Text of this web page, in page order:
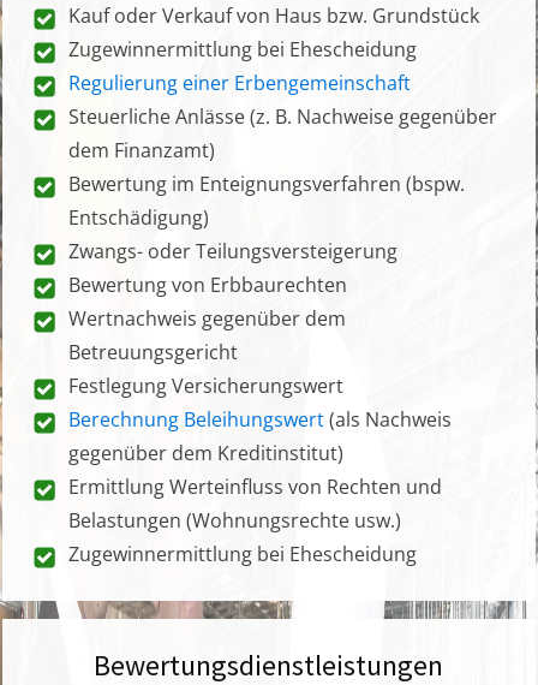
Kauf oder Verkauf von Haus bzw. Grundstück
Zugewinnermittlung bei Ehescheidung
Regulierung einer Erbengemeinschaft
Steuerliche Anlässe (z. B. Nachweise gegenüber
dem Finanzamt)
Bewertung im Enteignungsverfahren (bspw.
Entschädigung)
Zwangs- oder Teilungsversteigerung
Bewertung von Erbbaurechten
Wertnachweis gegenüber dem
Betreuungsgericht
Festlegung Versicherungswert
Berechnung Beleihungswert(als Nachweis
gegenüber dem Kreditinstitut)
Ermittlung Werteinfluss von Rechten und
Belastungen (Wohnungsrechte usw.)
Zugewinnermittlung bei Ehescheidung
Bewertungsdienstleistungen